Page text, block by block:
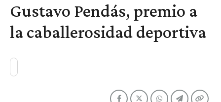
Gustavo Pendás, premio a
la caballerosidad deportiva